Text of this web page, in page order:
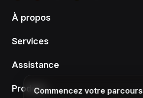
À propos
Services
Assistance
ProduitsCommencez votre parcours